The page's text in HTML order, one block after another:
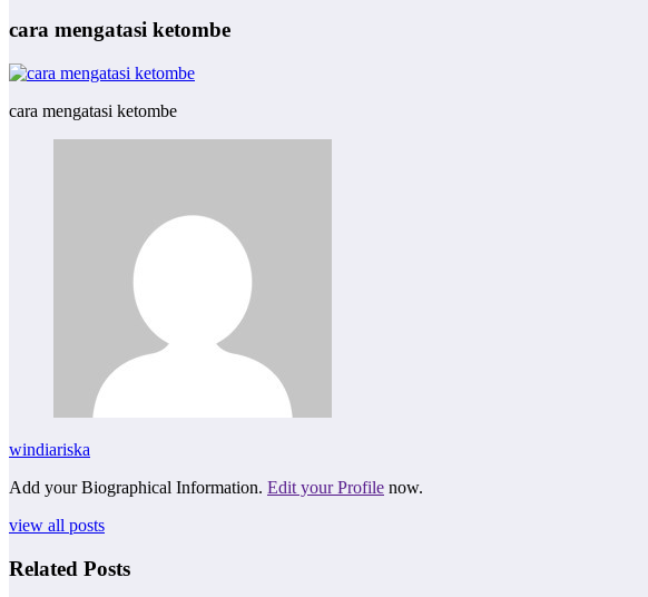
cara mengatasi ketombe
cara mengatasi ketombe
windiariska
Add your Biographical Information. Edit your Profile now.
view all posts
Related Posts